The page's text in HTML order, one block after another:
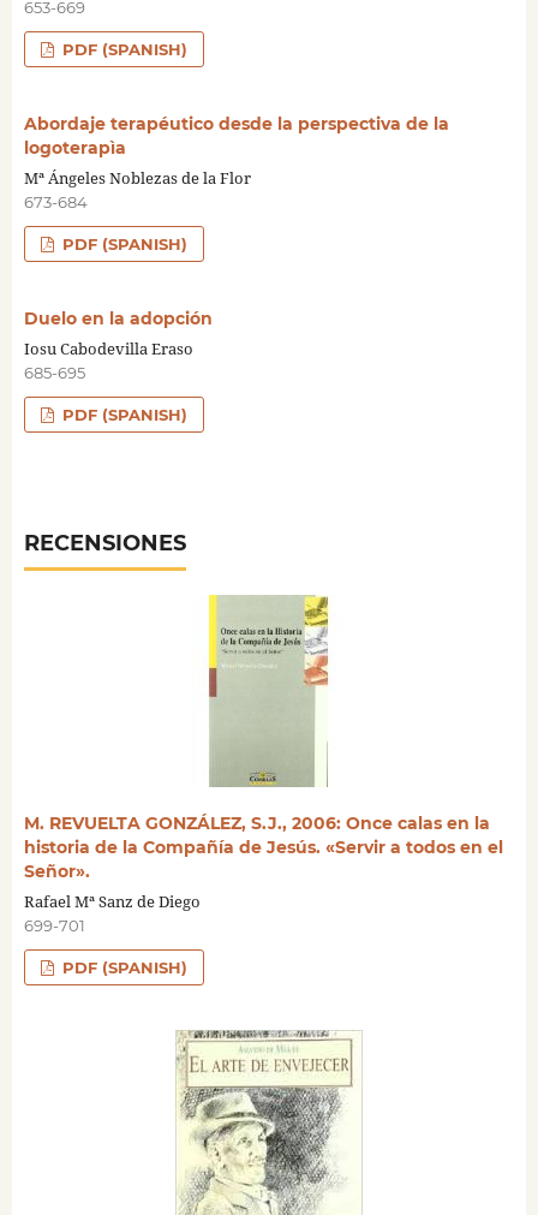
653-669
PDF (SPANISH)
Abordaje terapéutico desde la perspectiva de la
logoterapìa
Mª Ángeles Noblezas de la Flor
673-684
PDF (SPANISH)
Duelo en la adopción
Iosu Cabodevilla Eraso
685-695
PDF (SPANISH)
RECENSIONES
M. REVUELTA GONZÁLEZ, S.J., 2006: Once calas en la
historia de la Compañía de Jesús. «Servir a todos en el
Señor».
Rafael Mª Sanz de Diego
699-701
PDF (SPANISH)